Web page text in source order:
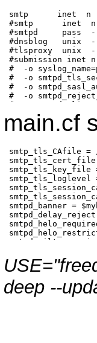
Dec 15 13:05:57
Dec 15 13:05:57
Dec 15 13:05:57
Dec 15 13:05:57
Dec 15 13:05:57
Dec 15 13:05:57
Dec 15 13:05:57
Dec 15 13:05:57
Dec 15 13:05:57
Dec 15 13:05:57
Dec 15 13:05:57
smtp      inet
#smtp      inet
#smtpd
#dnsblog
#tlsproxy
#submission
#  -o
#  -o
#  -o
#  -o
#  -o
#  -o
#  -o
#  -o
smtps     inet
-o
-o
-o
-o
#  -o
#  -o
#  -o
-o
main.cf
smtp_tls_CAfile
smtp_tls_loglevel
smtpd_banner =
smtpd_milters =
smtpd_sasl_type =
deep --